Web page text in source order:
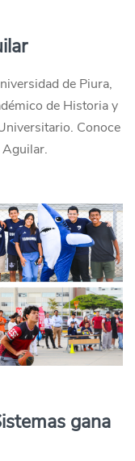
de Piura,
de Historia y
Conoce
gana